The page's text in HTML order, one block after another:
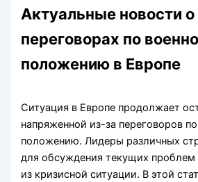
Актуальные новости о
переговорах по
положению в Европе
Ситуация в Европе продолжает
напряженной из-за переговоров
положению. Лидеры различных
для обсуждения текущих проблем
из кризисной ситуации. В этой